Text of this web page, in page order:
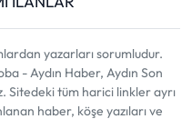
yazarları sorumludur.
- Aydın Haber, Aydın Son
Sitedeki tüm harici linkler ayrı
haber, köşe yazıları ve